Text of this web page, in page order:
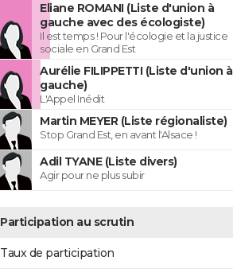
Eliane ROMANI (Liste d'union à
gauche avec des écologiste)
Il est temps ! Pour l'écologie et la justice
sociale en Grand Est
Aurélie FILIPPETTI (Liste d'union à
gauche)
L'Appel Inédit
Martin MEYER (Liste régionaliste)
Stop Grand Est, en avant l'Alsace !
Adil TYANE (Liste divers)
Agir pour ne plus subir
Participation au scrutin
Taux de participation